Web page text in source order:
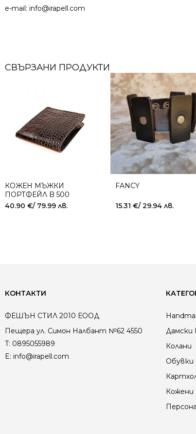
e-mail: info@irapell.com
СВЪРЗАНИ ПРОДУКТИ
КОЖЕН МЪЖКИ
ПОРТФЕЙЛ B 500
BROWN
40.90 €/ 79.99 лв.
FANCY
15.31€/ 29.94 лв.
КОНТАКТИ
ФЕШЪН СТИЛ 2010 ЕООД
Пещера ул. Симон Налбант №62 4550
T: 0895055989
E: info@irapell.com
Дамски
Колани
Обувки